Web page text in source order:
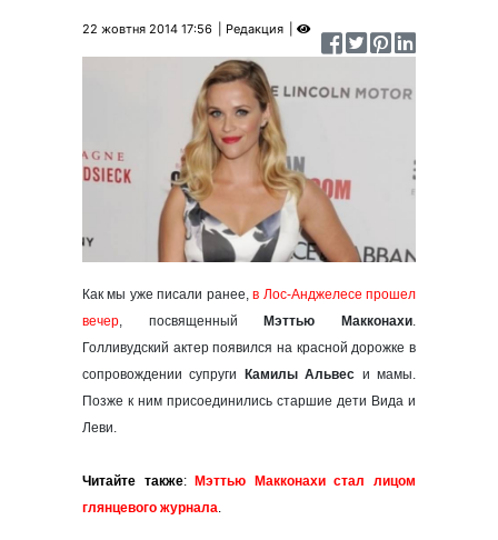
22 жовтня 2014 17:56 Редакция
Как мы уже писали ранее,в Лос-Анджелесе прошел
вечер, посвященный Мэттью Макконахи.
Голливудский актер появился на красной дорожке в
сопровождении супруги
Камилы Альвес и мамы.
Позже к ним присоединились старшие дети Вида и
Леви.
Читайте также:
Мэттью Макконахи стал лицом
глянцевого журнала.